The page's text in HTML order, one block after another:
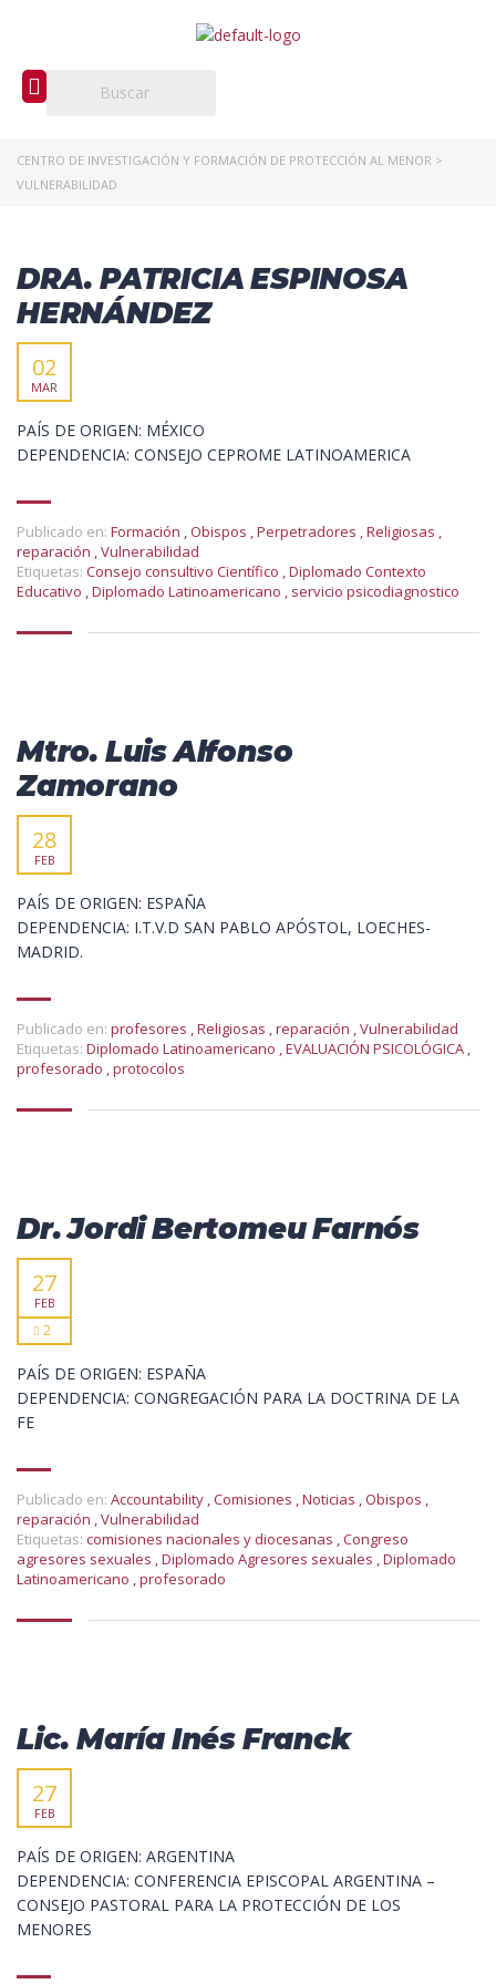
CENTRO DE INVESTIGACIÓN Y FORMACIÓN DE PROTECCIÓN AL MENOR >
VULNERABILIDAD
DRA. PATRICIA ESPINOSA
HERNÁNDEZ
02
MAR
PAÍS DE ORIGEN: MÉXICO
DEPENDENCIA: CONSEJO CEPROME LATINOAMERICA
Publicado en: Formación ,Obispos ,Perpetradores ,Religiosas ,
reparación ,Vulnerabilidad
Etiquetas: Consejo consultivo Científico ,Diplomado Contexto
Educativo ,Diplomado Latinoamericano , servicio psicodiagnostico
Mtro. Luis Alfonso
Zamorano
28
FEB
PAÍS DE ORIGEN: ESPAÑA
DEPENDENCIA: I.T.V.D SAN PABLO APÓSTOL, LOECHES-
MADRID.
Publicado en: profesores ,Religiosas ,reparación ,Vulnerabilidad
Etiquetas: Diplomado Latinoamericano ,EVALUACIÓN PSICOLÓGICA ,
profesorado ,protocolos
Dr. Jordi Bertomeu Farnós
27
FEB
2
PAÍS DE ORIGEN: ESPAÑA
DEPENDENCIA: CONGREGACIÓN PARA LA DOCTRINA DE LA
FE
Publicado en: Accountability ,Comisiones ,Noticias ,Obispos ,
reparación ,Vulnerabilidad
Etiquetas: comisiones nacionales y diocesanas ,Congreso
agresores sexuales ,Diplomado Agresores sexuales ,Diplomado
Latinoamericano ,profesorado
Lic. María Inés Franck
27
FEB
PAÍS DE ORIGEN: ARGENTINA
DEPENDENCIA: CONFERENCIA EPISCOPAL ARGENTINA –
CONSEJO PASTORAL PARA LA PROTECCIÓN DE LOS
MENORES